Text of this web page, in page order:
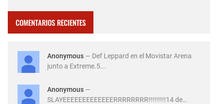
COMENTARIOS RECIENTES
Anonymous — Def Leppard en el Movistar Arena
junto a Extreme.5...
Anonymous —
SLAYEEEEEEEEEEEEERRRRRRRR!!!!!!!!!14 de